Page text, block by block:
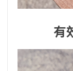
有